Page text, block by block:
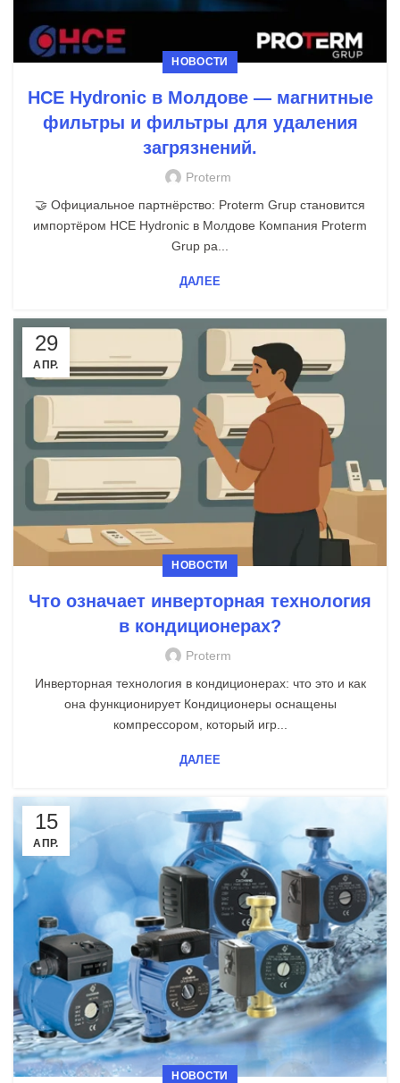
НОВОСТИ
HCE Hydronic в Молдове — магнитные
фильтры и фильтры для удаления
загрязнений.
Proterm
🤝 Официальное партнёрство: Proterm Grup становится
импортёром HCE Hydronic в Молдове Компания Proterm
Grup ра...
ДАЛЕЕ
29
АПР.
НОВОСТИ
Что означает инверторная технология
в кондиционерах?
Proterm
Инверторная технология в кондиционерах: что это и как
она функционирует Кондиционеры оснащены
компрессором, который игр...
ДАЛЕЕ
15
АПР.
НОВОСТИ